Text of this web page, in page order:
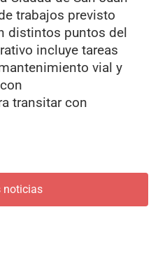
trabajos previsto
distintos puntos del
incluye tareas
vial y
transitar con
noticias